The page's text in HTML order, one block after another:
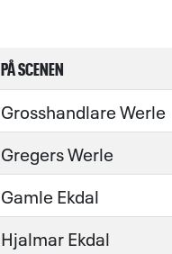
PÅ SCENEN
Grosshandlare Werle
Gregers Werle
Gamle Ekdal
Hjalmar Ekdal